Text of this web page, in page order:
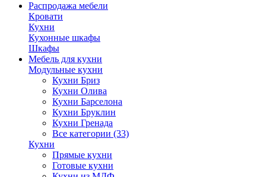
Распродажа мебели
Кровати
Кухни
Кухонные шкафы
Шкафы
Мебель для кухни
Модульные кухни
Кухни Бриз
Кухни Олива
Кухни Барселона
Кухни Бруклин
Кухни Гренада
Все категории (33)
Кухни
Прямые кухни
Готовые кухни